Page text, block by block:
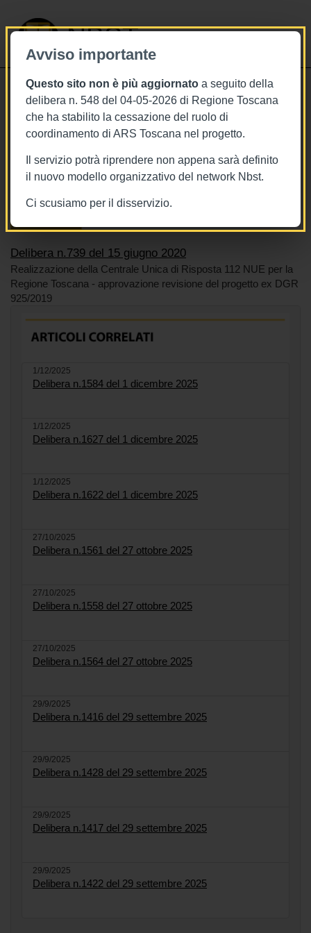
Avviso importante
Questo sito non è più aggiornato a seguito della
delibera n. 548 del 04-05-2026 di Regione Toscana
che ha stabilito la cessazione del ruolo di
coordinamento di ARS Toscana nel progetto.
Il servizio potrà riprendere non appena sarà definito
il nuovo modello organizzativo del network Nbst.
Ci scusiamo per il disservizio.
NBST
15/6/2020
Delibera n.739 del 15 giugno 2020
Tags Toscana
BURT Bollettino della regione toscana
Sistema sanitario
Delibera n.739 del 15 giugno 2020
Realizzazione della Centrale Unica di Risposta 112 NUE per la
Regione Toscana - approvazione revisione del progetto ex DGR
925/2019
1/12/2025
Delibera n.1584 del 1 dicembre 2025
1/12/2025
Delibera n.1627 del 1 dicembre 2025
1/12/2025
Delibera n.1622 del 1 dicembre 2025
27/10/2025
Delibera n.1561 del 27 ottobre 2025
27/10/2025
Delibera n.1558 del 27 ottobre 2025
27/10/2025
Delibera n.1564 del 27 ottobre 2025
29/9/2025
Delibera n.1416 del 29 settembre 2025
29/9/2025
Delibera n.1428 del 29 settembre 2025
29/9/2025
Delibera n.1417 del 29 settembre 2025
29/9/2025
Delibera n.1422 del 29 settembre 2025